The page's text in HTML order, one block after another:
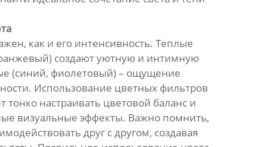
как и его интенсивность. Теплые
создают уютную и интимную
(синий, фиолетовый) – ощущение
Использование цветных фильтров
тонко настраивать цветовой баланс и
визуальные эффекты. Важно помнить,
друг с другом, создавая